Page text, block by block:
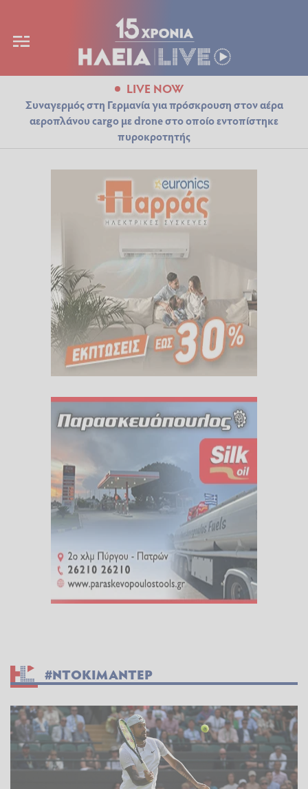
LIVE NOW
Συναγερμός στη Γερμανία για πρόσκρουση στον αέρα
αεροπλάνου cargo με drone στο οποίο εντοπίστηκε
πυροκροτητής
#ΝΤΟΚΙΜΑΝΤΕΡ